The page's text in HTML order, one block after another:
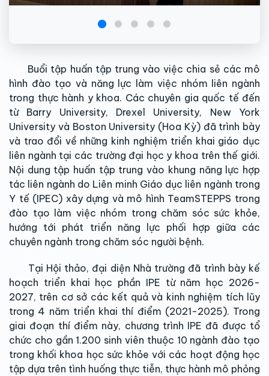
Buổi tập huấn tập trung vào việc chia sẻ các mô
hình đào tạo và năng lực làm việc nhóm liên ngành
trong thực hành y khoa. Các chuyên gia quốc tế đến
từ Barry University, Drexel University, New York
University và Boston University (Hoa Kỳ) đã trình bày
và trao đổi về những kinh nghiệm triển khai giáo dục
liên ngành tại các trường đại học y khoa trên thế giới.
Nội dung tập huấn tập trung vào khung năng lực hợp
tác liên ngành do Liên minh Giáo dục liên ngành trong
Y tế (IPEC) xây dựng và mô hình TeamSTEPPS trong
đào tạo làm việc nhóm trong chăm sóc sức khỏe,
hướng tới phát triển năng lực phối hợp giữa các
chuyên ngành trong chăm sóc người bệnh.
Tại Hội thảo, đại diện Nhà trường đã trình bày kế
hoạch triển khai học phần IPE từ năm học 2026-
2027, trên cơ sở các kết quả và kinh nghiệm tích lũy
trong 4 năm triển khai thí điểm (2021-2025). Trong
giai đoạn thí điểm này, chương trình IPE đã được tổ
chức cho gần 1.200 sinh viên thuộc 10 ngành đào tạo
trong khối khoa học sức khỏe với các hoạt động học
tập dựa trên tình huống thực tiễn, thực hành mô phỏng